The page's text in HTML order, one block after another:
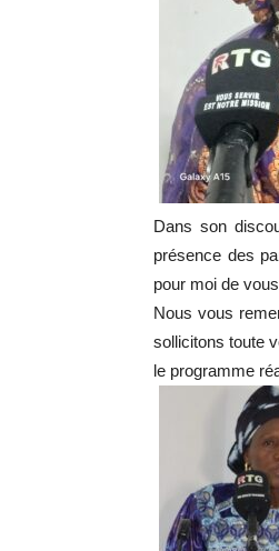
Dans son
présence des
pour moi de
Nous vous
sollicitons toute
le programme